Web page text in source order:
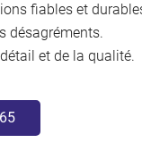
fiables et
désagréments.
et de la qualité.